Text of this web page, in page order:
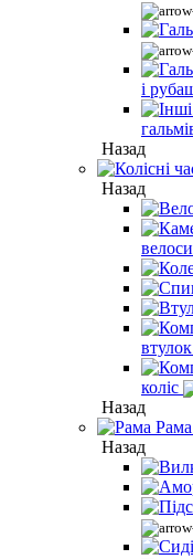
і
Назад
Назад
втулок
коліс
Назад
Рама
Назад